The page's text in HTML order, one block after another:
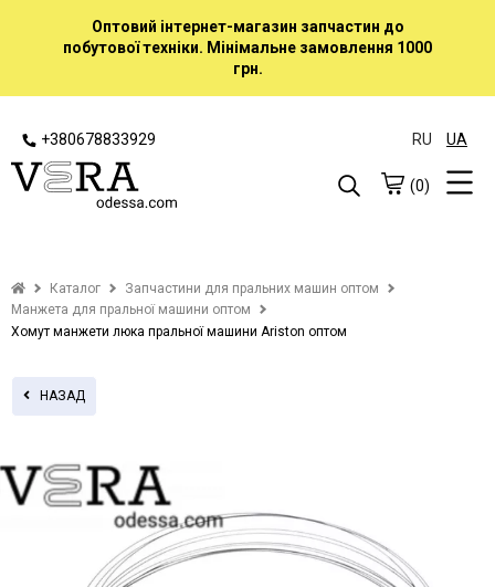
Оптовий інтернет-магазин запчастин до
побутової техніки. Мінімальне замовлення 1000
грн.
+380678833929 RU UA
(0)
Каталог
Запчастини для пральних машин оптом
Манжета для пральної машини оптом
Хомут манжети люка пральної машини Ariston оптом
НАЗАД